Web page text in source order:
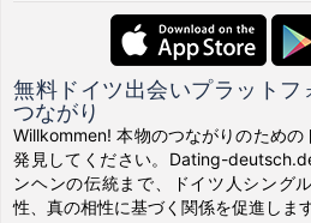
對他的個人資料進行了更新
Benlamari さんがPatszia2さんのプロ
価しました
Benlamari さんが Minsaさんのプロフ
しました
無料ドイツ出会いプラット
つながり
Willkommen! 本物のつながりのための
発見してください。Dating-
ンヘンの伝統まで、ドイツ人シング
性、真の相性に基づく関係を促進します